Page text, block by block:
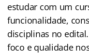
estudar com um
funcionalidade,
disciplinas no
foco e qualidade